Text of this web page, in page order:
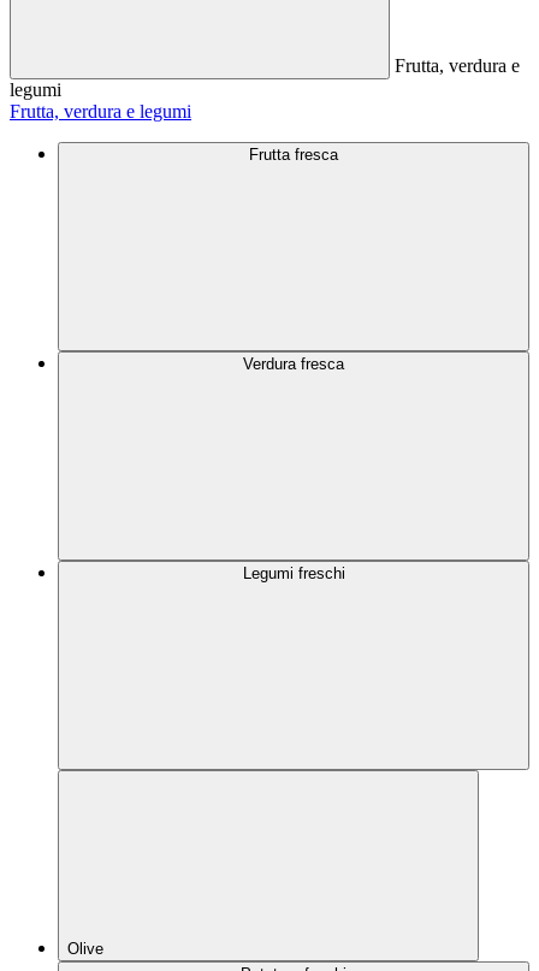
Frutta, verdura e
legumi
Frutta, verdura e legumi
Frutta fresca
Verdura fresca
Legumi freschi
Olive